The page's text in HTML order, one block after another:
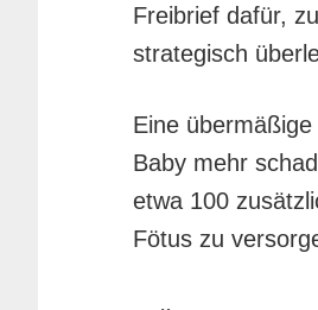
Freibrief dafür,
strategisch
Eine
Baby mehr
etwa 100
Fötus zu